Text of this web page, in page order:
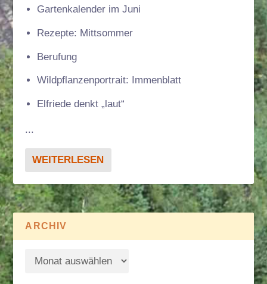
Gartenkalender im Juni
Rezepte: Mittsommer
Berufung
Wildpflanzenportrait: Immenblatt
Elfriede denkt „laut“
...
WEITERLESEN
ARCHIV